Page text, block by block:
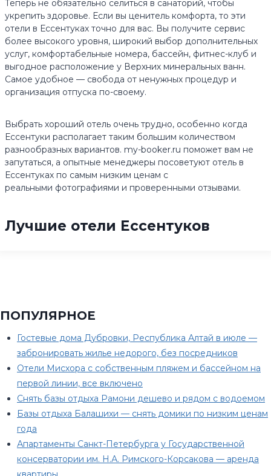
Теперь не обязательно селиться в санаторий, чтобы
укрепить здоровье. Если вы ценитель комфорта, то эти
отели в Ессентуках точно для вас. Вы получите сервис
более высокого уровня, широкий выбор дополнительных
услуг, комфортабельные номера, бассейн, фитнес-клуб и
выгодное расположение у Верхних минеральных ванн.
Самое удобное — свобода от ненужных процедур и
организация отпуска по-своему.
Выбрать хороший отель очень трудно, особенно когда
Ессентуки располагает таким большим количеством
разнообразных вариантов. my-booker.ru поможет вам не
запутаться, а опытные менеджеры посоветуют отель в
Ессентуках по самым низким ценам с
реальными фотографиями и проверенными отзывами.
Лучшие отели Ессентуков
ПОПУЛЯРНОЕ
Гостевые дома Дубровки, Республика Алтай в июле —
забронировать жилье недорого, без посредников
Отели Мисхора с собственным пляжем и бассейном на
первой линии, все включено
Снять базы отдыха Рамони дешево и рядом с водоемом
Базы отдыха Балашихи — снять домики по низким ценам
года
Апартаменты Санкт-Петербурга у Государственной
консерватории им. Н.А. Римского-Корсакова — аренда